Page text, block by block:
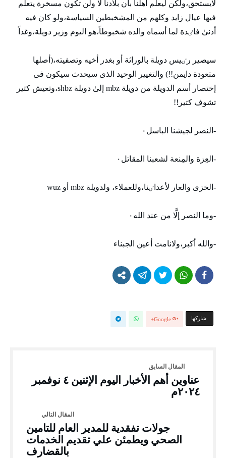
لايستحق،ولكن ليعلم أهلنا بأن بلادنا لا ولن تكون مسخرة يتعلم
فيها عيال زايد وكلهم من المشخبطين السياسة،ولو كان فيه
أدنیٰ فاٸدة لما أسماه والده شخبوطاً،هو اليوم وزير دويلة،وغداً
سيصير رٸيس دويلة بالوراثة أو بغدر أخيه وتصفيته،(أصلها
متعودة دايمن!!) والتغيير الوحيد الذی سيحدث سيكون فی
إختصار أسم الدويلة من دويلة mbz إلیٰ دويلة shbz،وتعيش كتير
تشوف كتير!!
-النصر لجيشنا الباسل٠
-العِزة والمِنعة لشعبنا المقاتل٠
-الخزی والعار لأعداٸنا،وللعملاء، ولدويلة mbz أو wuz
-وما النصر إلَّا من عند الله٠
-والله أكبر،ولانامت أعين الجبناء
‫‫ شاركها‬ Google+
عناوين أهم الأخبار اليوم الإثنين ٤ نوفمبر
٢٠٢٤م
جولات تفقدية للمدير العام للتامين
الصحي ويطمئن علي تقديم الخدمات
بالقضارف